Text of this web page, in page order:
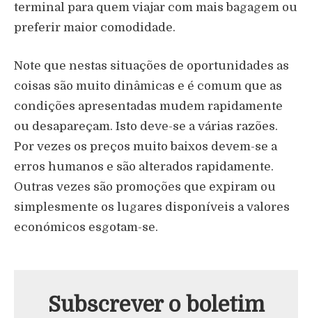
terminal para quem viajar com mais bagagem ou
preferir maior comodidade.
Note que nestas situações de oportunidades as
coisas são muito dinâmicas e é comum que as
condições apresentadas mudem rapidamente
ou desapareçam. Isto deve-se a várias razões.
Por vezes os preços muito baixos devem-se a
erros humanos e são alterados rapidamente.
Outras vezes são promoções que expiram ou
simplesmente os lugares disponíveis a valores
económicos esgotam-se.
Subscrever o boletim